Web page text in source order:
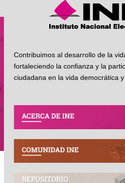
Contribuimos al desarrollo de la
fortaleciendo la confianza y la
ciudadana en la vida democrática